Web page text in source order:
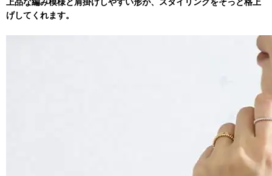
上品な編み模様と肩掛けしやすい形が、スタイリングをそっと格上
げしてくれます。